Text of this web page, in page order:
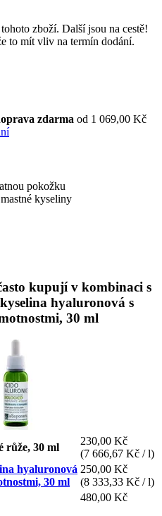
zboží. Další jsou na cestě!
to mít vliv na termín dodání.
zdarma od 1 069,00 Kč
pokožku
kyseliny
kupují v kombinaci s
hyaluronová s
30 ml
růže, 30 ml
230,00 Kč
(7 666,67 Kč / l)
hyaluronová
30 ml
250,00 Kč
(8 333,33 Kč / l)
480,00 Kč